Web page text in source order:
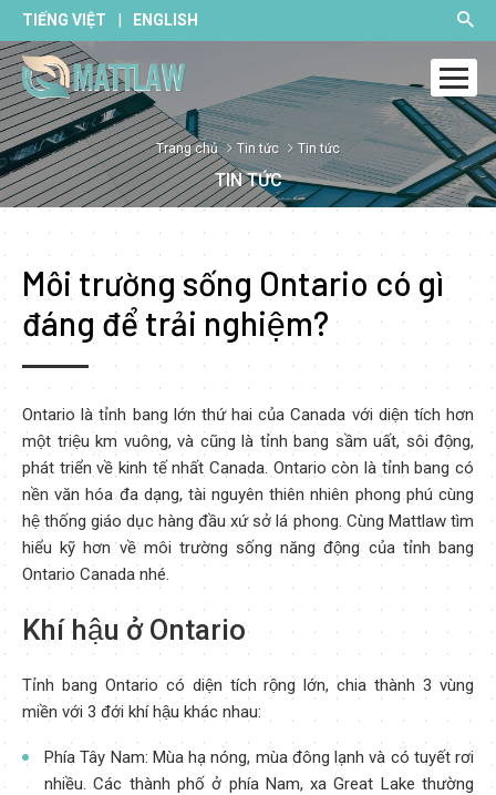
TIẾNG VIỆT | ENGLISH
Trang chủ Tin tức Tin tức
TIN TỨC
Môi trường sống Ontario có gì
đáng để trải nghiệm?
Ontario là tỉnh bang lớn thứ hai của Canada với diện tích hơn
một triệu km vuông, và cũng là tỉnh bang sầm uất, sôi động,
phát triển về kinh tế nhất Canada. Ontario còn là tỉnh bang có
nền văn hóa đa dạng, tài nguyên thiên nhiên phong phú cùng
hệ thống giáo dục hàng đầu xứ sở lá phong. Cùng Mattlaw tìm
hiểu kỹ hơn về môi trường sống năng động của tỉnh bang
Ontario Canada nhé.
Khí hậu ở Ontario
Tỉnh bang Ontario có diện tích rộng lớn, chia thành 3 vùng
miền với 3 đới khí hậu khác nhau:
Phía Tây Nam: Mùa hạ nóng, mùa đông lạnh và có tuyết rơi
nhiều. Các thành phố ở phía Nam, xa Great Lake thường